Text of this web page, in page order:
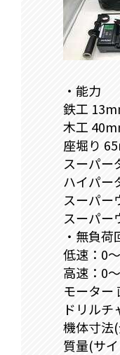
・能力
鉄工
木工
座堀り
スーパー
ハイパー
スーパー
スーパー
・無負
低速：0
高速：0
モーター
ドリル
機体寸
質量(サ